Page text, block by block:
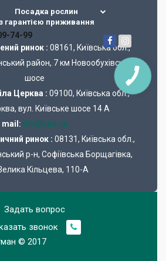
Посадка рослин
з гарантією приживання
74-99
ринок : 08161, Київська обл.,
район, 7 км Новообухівське
шосе
Церква : 09100, Київська обл.,
вул. Київське шосе 14 А
mail:info@sad.ua
ринок : 08131, Київська обл.,
р-н, Софіївська Борщагівка,
Кільцева, 110-А
Задать вопрос
звонок
© 2017